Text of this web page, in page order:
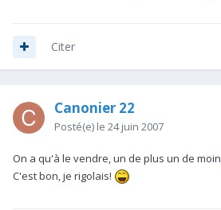
Citer
Canonier 22
Posté(e) le 24 juin 2007
On a qu'à le vendre, un de plus un de moin
C'est bon, je rigolais!